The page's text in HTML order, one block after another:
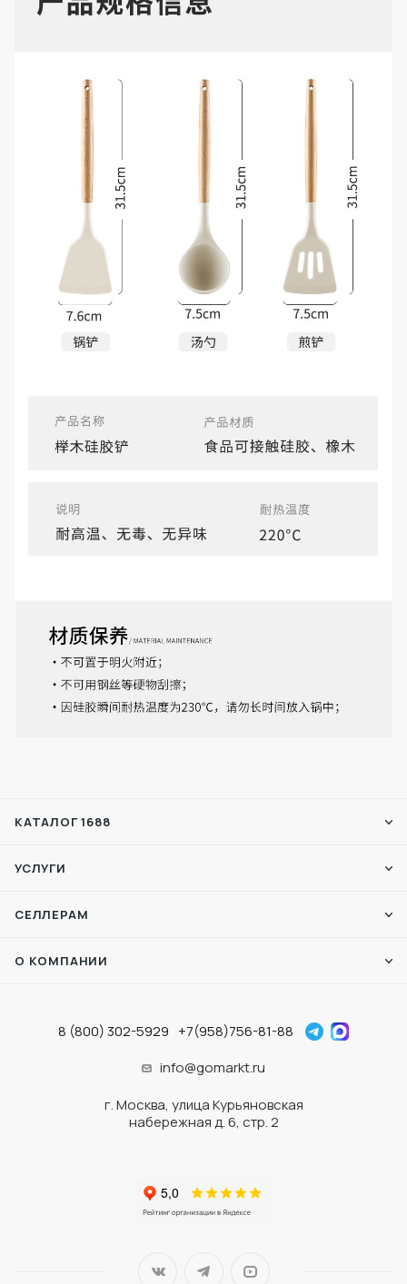
КАТАЛОГ 1688
УСЛУГИ
СЕЛЛЕРАМ
О КОМПАНИИ
8 (800) 302-5929 +7(958)756-81-88
info@gomarkt.ru
г. Москва, улица Курьяновская
набережная д. 6, стр. 2